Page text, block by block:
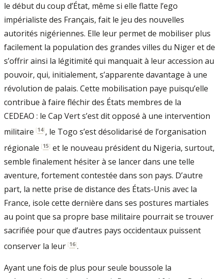
le début du coup d’État, même si elle flatte l’ego
impérialiste des Français, fait le jeu des nouvelles
autorités nigériennes. Elle leur permet de mobiliser plus
facilement la population des grandes villes du Niger et de
s’offrir ainsi la légitimité qui manquait à leur accession au
pouvoir, qui, initialement, s’apparente davantage à une
révolution de palais. Cette mobilisation paye puisqu’elle
contribue à faire fléchir des États membres de la
CEDEAO : le Cap Vert s’est dit opposé à une intervention
militaire [14], le Togo s’est désolidarisé de l’organisation
régionale [15] et le nouveau président du Nigeria, surtout,
semble finalement hésiter à se lancer dans une telle
aventure, fortement contestée dans son pays. D’autre
part, la nette prise de distance des États-Unis avec la
France, isole cette dernière dans ses postures martiales
au point que sa propre base militaire pourrait se trouver
sacrifiée pour que d’autres pays occidentaux puissent
conserver la leur [16].
Ayant une fois de plus pour seule boussole la